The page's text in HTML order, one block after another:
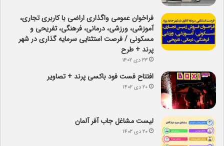
فراخوان عمومی واگذاری اراضی با کاربری تجاری،
آموزشی، ورزشی، درمانی، فرهنگی، تفریحی و
مسکونی / فرصت استثنایی سرمایه گذاری در شهر
پرند + طرح
۲۳ دی ۱۴۰۲
افتتاح فست فود باکسی پرند + تصاویر
۲۰ دی ۱۴۰۲
لیست مشاغل جاب آفر آلمان
۲۰ دی ۱۴۰۲